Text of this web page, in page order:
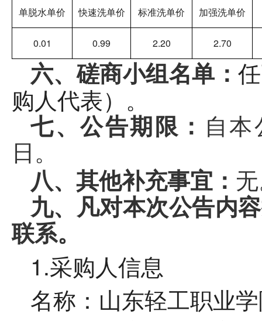
单脱水单价 快速洗单价 标准洗单价 加强洗单价
0.01 0.99 2.20 2.70
六、磋商小组名单：
购人代表） 。
七、公告期限： 自
日。
八、其他补充事宜：
九、凡对本次公告内
联系。
1.采购人信息
名称：山东轻工职业